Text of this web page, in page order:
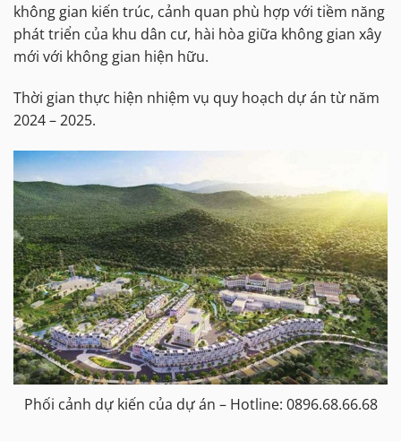
không gian kiến trúc, cảnh quan phù hợp với tiềm năng
phát triển của khu dân cư, hài hòa giữa không gian xây
mới với không gian hiện hữu.
Thời gian thực hiện nhiệm vụ quy hoạch dự án từ năm
2024 – 2025.
Phối cảnh dự kiến của dự án – Hotline: 0896.68.66.68